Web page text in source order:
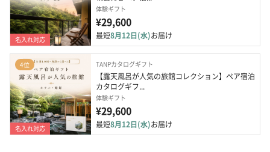
名入れ対応
体験ギフト
¥29,600
最短8月12日(水)お届け
4位
名入れ対応
TANPカタログギフト
【露天風呂が人気の旅館コレクション】ペア宿泊
カタログギフ...
体験ギフト
¥29,600
最短8月12日(水)お届け